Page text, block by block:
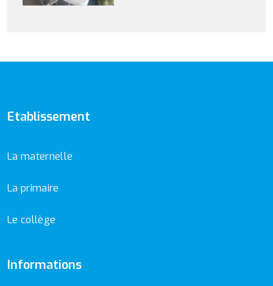
Etablissement
La maternelle
La primaire
Le collège
Informations